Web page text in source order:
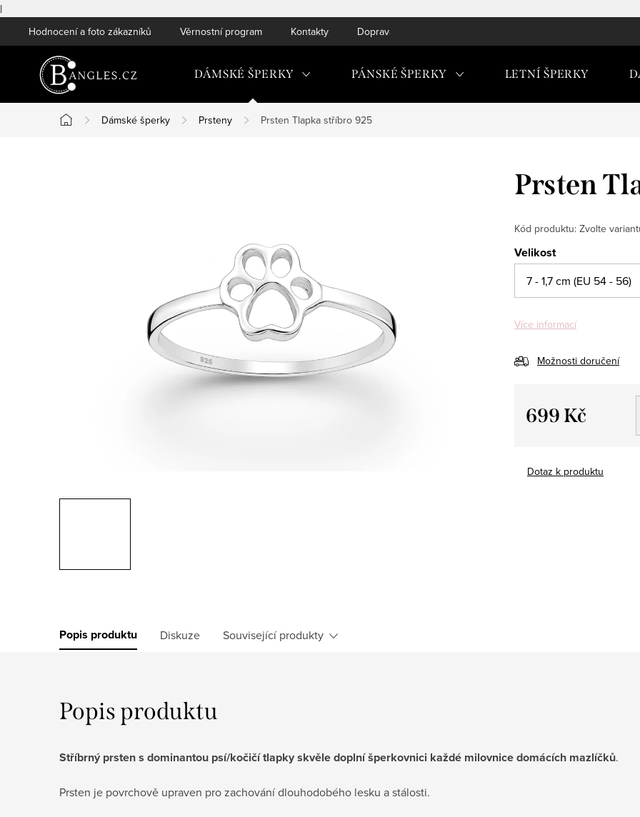
|
na
Hodnocení a foto zákazníků Věrnostní program Kontakty Doprava do ČR a SK
DÁMSKÉ ŠPERKY PÁNSKÉ ŠPERKY LETNÍ ŠPERKY
Domů
Dámské šperky Prsteny Prsten Tlapka stříbro 925
Prsten
Kód produktu: Zvolte
Velikost
Více informací
Možnosti doručení
699 Kč
Dotaz k produktu
Popis produktu Diskuze Související produkty
Popis produktu
Stříbrný prsten s dominantou psí/kočičí tlapky skvěle doplní šperkovnici každé milovnice domácích mazlíčků.
Prsten je povrchově upraven pro zachování dlouhodobého lesku a stálosti.